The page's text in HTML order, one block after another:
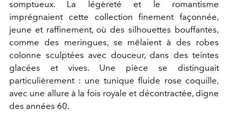
somptueux. La légèreté et le romantisme
imprégnaient cette collection finement façonnée,
jeune et raffinement, où des silhouettes bouffantes,
comme des meringues, se mêlaient à des robes
colonne sculptées avec douceur, dans des teintes
glacées et vives. Une pièce se distinguait
particulièrement : une tunique fluide rose coquille,
avec une allure à la fois royale et décontractée, digne
des années 60.